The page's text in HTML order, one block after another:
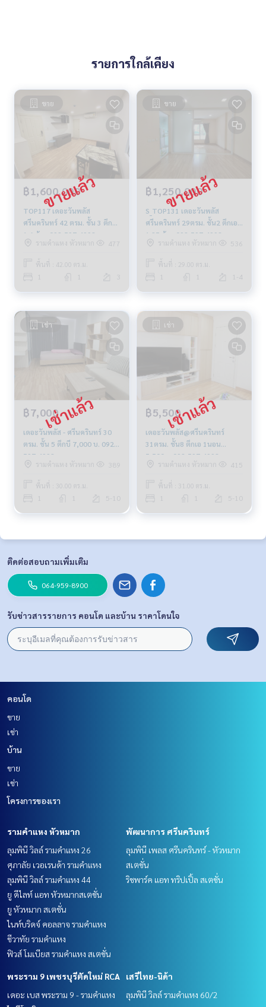
รายการใกล้เคียง
ขาย
฿1,600,000
TOP117 เดอะวันพลัส
ศรีนครินทร์ 42 ตรม. ชั้น 3 ตึกบี
1.6 ล้าน 092-597-4998
รามคำแหง หัวหมาก
477
พื้นที่ : 42.00 ตร.ม.
ขาย
฿1,250,000
S_TOP131 เดอะวันพลัส
ศรีนครินทร์ 29ตรม. ชั้น2 ตึกเอ
1.25 ล้าน 092-597-4998
รามคำแหง หัวหมาก
536
พื้นที่ : 29.00 ตร.ม.
1-4
เช่า
฿7,000
เดอะวันพลัส - ศรีนครินทร์ 30
ตรม. ชั้น 5 ตึกบี 7,000 บ. 092-
597-4998
รามคำแหง หัวหมาก
389
พื้นที่ : 30.00 ตร.ม.
5-10
เช่า
฿5,500
เดอะวันพลัส@ศรีนครินทร์
31ตรม. ชั้น8 ตึกเอ 1นอน
5,500บ. 092-597-4998
รามคำแหง หัวหมาก
415
พื้นที่ : 31.00 ตร.ม.
5-10
ติดต่อสอบถามเพิ่มเติม
064-959-8900
รับข่าวสารรายการ คอนโด และบ้าน ราคาโดนใจ
คอนโด
ขาย
เช่า
บ้าน
ขาย
เช่า
โครงการของเรา
รามคำแหง หัวหมาก
ลุมพินี วิลล์ รามคำแหง 26
ศุภาลัย เวอเรนด้า รามคำแหง
ลุมพินี วิลล์ รามคำแหง 44
ยู ดีไลท์ แอท หัวหมากสเตชั่น
ยู หัวหมาก สเตชั่น
ไนท์บริดจ์ คอลลาจ รามคำแหง
ชีวาทัย รามคำแหง
ฟิวส์ โมเบียส รามคำแหง สเตชั่น
พัฒนาการ ศรีนครินทร์
ลุมพินี เพลส ศรีนครินทร์ - หัวหมาก
สเตชั่น
ริชพาร์ค แอท ทริปเปิ้ล สเตชั่น
พระราม 9 เพชรบุรีตัดใหม่ RCA
เดอะ เบส พระราม 9 - รามคำแหง
เสรีไทย-นิด้า
ลุมพินี วิลล์ รามคำแหง 60/2